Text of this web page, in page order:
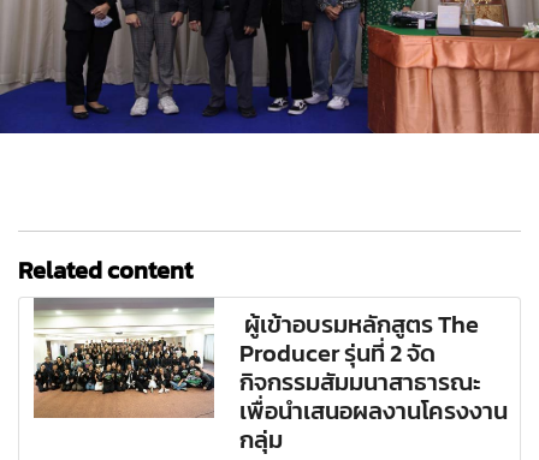
Related content
ผู้เข้าอบรมหลักสูตร The
Producer รุ่นที่ 2 จัด
กิจกรรมสัมมนาสาธารณะ
เพื่อนำเสนอผลงานโครงงาน
กลุ่ม